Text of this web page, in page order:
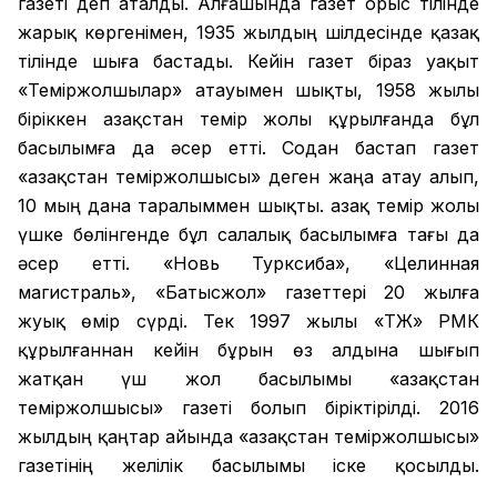
жарық көргенімен, 1935 жылдың шілдесінде қазақ
тілінде шыға бастады. Кейін газет біраз уақыт
«Теміржолшылар» атауымен шықты, 1958 жылы
біріккен Қазақстан темір жолы құрылғанда бұл
басылымға да әсер етті. Содан бастап газет
«Қазақстан теміржолшысы» деген жаңа атау алып,
10 мың дана таралыммен шықты. Қазақ темір жолы
үшке бөлінгенде бұл салалық басылымға тағы да
әсер етті. «Новь Турксиба», «Целинная
магистраль», «Батысжол» газеттері 20 жылға
жуық өмір сүрді. Тек 1997 жылы «ҚТЖ» РМК
құрылғаннан кейін бұрын өз алдына шығып
жатқан үш жол басылымы «Қазақстан
теміржолшысы» газеті болып біріктірілді. 2016
жылдың қаңтар айында «Қазақстан теміржолшысы»
газетінің желілік басылымы іске қосылды.